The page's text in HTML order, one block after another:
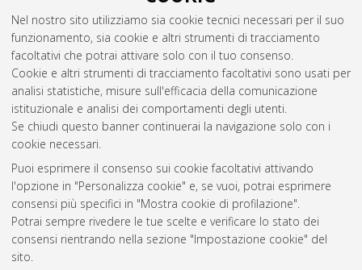
Nel nostro sito utilizziamo sia cookie tecnici necessari per il suo
funzionamento, sia cookie e altri strumenti di tracciamento
facoltativi che potrai attivare solo con il tuo consenso.
Cookie e altri strumenti di tracciamento facoltativi sono usati per
analisi statistiche, misure sull'efficacia della comunicazione
istituzionale e analisi dei comportamenti degli utenti.
Se chiudi questo banner continuerai la navigazione solo con i
cookie necessari.
Puoi esprimere il consenso sui cookie facoltativi attivando
l'opzione in "Personalizza cookie" e, se vuoi, potrai esprimere
consensi più specifici in "Mostra cookie di profilazione".
Potrai sempre rivedere le tue scelte e verificare lo stato dei
consensi rientrando nella sezione "Impostazione cookie" del
sito.
Alma Mater Studiorum Università di Bologna. Dottorato di
ricerca inOncologia, ematologia e patologia, 38 Ciclo. DOI
10.48676/unibo/amsdottorato/12686.
Questa lista e' stata generata ilSat Aug 8 20:46:49 2026
Atom
Rss 1.0
Rss 2.0